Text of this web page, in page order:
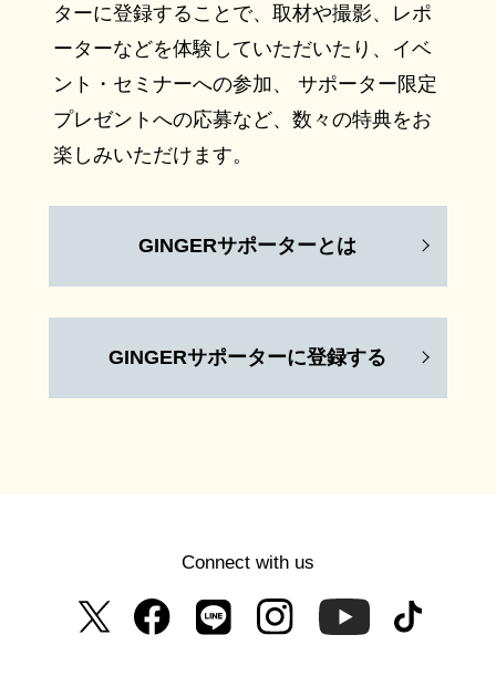
ターに登録することで、取材や撮影、レポ
ーターなどを体験していただいたり、イベ
ント・セミナーへの参加、 サポーター限定
プレゼントへの応募など、数々の特典をお
楽しみいただけます。
GINGERサポーターとは
GINGERサポーターに登録する
Connect with us